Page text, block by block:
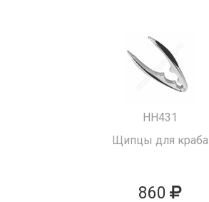
HH431
Щипцы для краба
860